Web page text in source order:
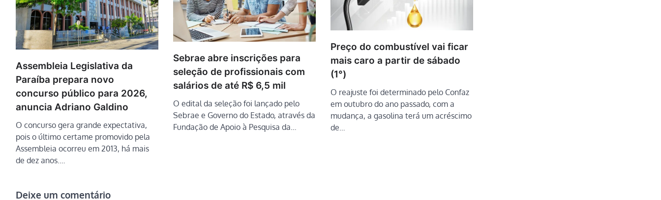
Assembleia Legislativa da
Paraíba prepara novo
concurso público para 2026,
anuncia Adriano Galdino
O concurso gera grande expectativa,
pois o último certame promovido pela
Assembleia ocorreu em 2013, há mais
de dez anos.…
Sebrae abre inscrições para
seleção de profissionais com
salários de até R$ 6,5 mil
O edital da seleção foi lançado pelo
Sebrae e Governo do Estado, através da
Fundação de Apoio à Pesquisa da…
Preço do combustível vai ficar
mais caro a partir de sábado
(1°)
O reajuste foi determinado pelo Confaz
em outubro do ano passado, com a
mudança, a gasolina terá um acréscimo
de…
Deixe um comentário